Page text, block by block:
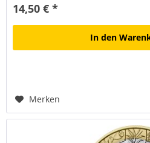
14,50 € *
In den
Merken